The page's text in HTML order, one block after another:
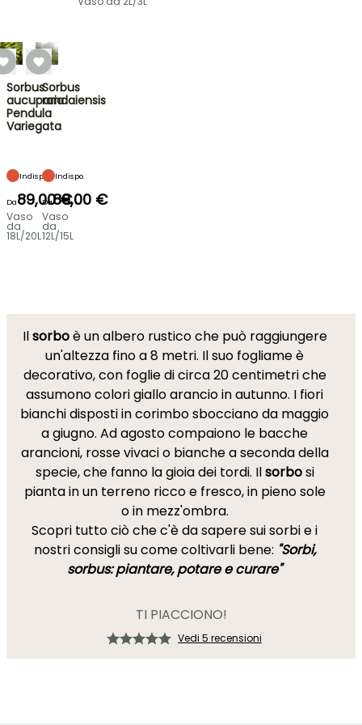
Sorbus
aucuparia
Pendula
Variegata
Indispo.
Da89,00 €
Vaso
da
18L/20L
Sorbus
randaiensis
Indispo.
Da89,00 €
Vaso
da
12L/15L
Ilsorboè un albero rustico che può raggiungere
un'altezza fino a 8 metri. Il suo fogliame è
decorativo, con foglie di circa 20 centimetri che
assumono colori giallo arancio in autunno. I fiori
bianchi disposti in corimbo sbocciano da maggio
a giugno. Ad agosto compaiono le bacche
arancioni, rosse vivaci o bianche a seconda della
specie, che fanno la gioia dei tordi. Ilsorbosi
pianta in un terreno ricco e fresco, in pieno sole
o in mezz'ombra.
Scopri tutto ciò che c'è da sapere sui sorbi e i
nostri consigli su come coltivarli bene: "Sorbi,
sorbus: piantare, potare e curare"
TI PIACCIONO!
Vedi 5 recensioni